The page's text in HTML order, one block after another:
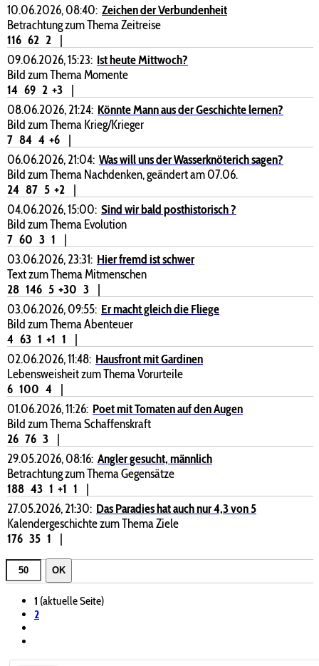
10.06.2026, 08:40: Zeichen der Verbundenheit
Betrachtung zum Thema Zeitreise
116 62 2
|
09.06.2026, 15:23: Ist heute Mittwoch?
Bild zum Thema Momente
14 69 2 +3
|
08.06.2026, 21:24: Könnte Mann aus der Geschichte lernen?
Bild zum Thema Krieg/Krieger
7 84 4 +6
|
06.06.2026, 21:04: Was will uns der Wasserknöterich sagen?
Bild zum Thema Nachdenken, geändert am 07.06.
24 87 5 +2
|
04.06.2026, 15:00: Sind wir bald posthistorisch ?
Bild zum Thema Evolution
7 60 3 1
|
03.06.2026, 23:31: Hier fremd ist schwer
Text zum Thema Mitmenschen
28 146 5 +30 3
|
03.06.2026, 09:55: Er macht gleich die Fliege
Bild zum Thema Abenteuer
4 63 1 +1 1
|
02.06.2026, 11:48: Hausfront mit Gardinen
Lebensweisheit zum Thema Vorurteile
6 100 4
|
01.06.2026, 11:26: Poet mit Tomaten auf den Augen
Bild zum Thema Schaffenskraft
26 76 3
|
29.05.2026, 08:16: Angler gesucht, männlich
Betrachtung zum Thema Gegensätze
188 43 1 +1 1
|
27.05.2026, 21:30: Das Paradies hat auch nur 4,3 von 5
Kalendergeschichte zum Thema Ziele
176 35 1 |
OK
1 (aktuelle Seite)
2